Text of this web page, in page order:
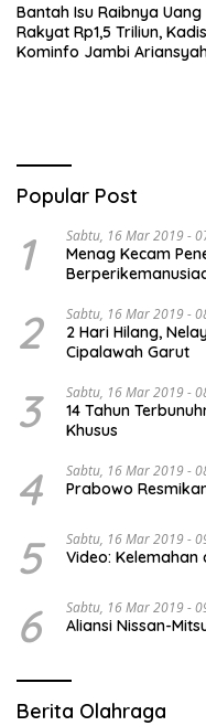
Bantah Isu Raibnya Uang
Rakyat Rp1,5 Triliun, Kadis
Kominfo Jambi
Popular Post
1 Sabtu, 16 Mar 2019 -
Menag Kecam
2 Sabtu, 16 Mar 2019 -
2 Hari Hilang,
Cipalawah Garut
3 Sabtu, 16 Mar 2019 -
14 Tahun
Khusus
4 Sabtu, 16 Mar 2019 -
Prabowo
5 Sabtu, 16 Mar 2019 -
Video: Kelemahan
6 Sabtu, 16 Mar 2019 -
Aliansi Nissan-
Berita Olahraga